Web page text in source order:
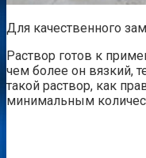
Для качественного
Раствор готов к
чем более он вязкий,
такой раствор, как
минимальным